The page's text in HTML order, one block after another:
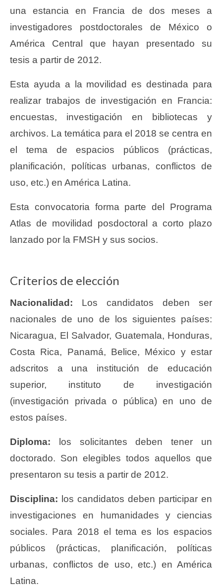
una estancia en Francia de dos meses a
investigadores postdoctorales de México o
América Central que hayan presentado su
tesis a partir de 2012.
Esta ayuda a la movilidad es destinada para
realizar trabajos de investigación en Francia:
encuestas, investigación en bibliotecas y
archivos. La temática para el 2018 se centra en
el tema de espacios públicos (prácticas,
planificación, políticas urbanas, conflictos de
uso, etc.) en América Latina.
Esta convocatoria forma parte del Programa
Atlas de movilidad posdoctoral a corto plazo
lanzado por la FMSH y sus socios.
Criterios de elección
Nacionalidad: Los candidatos deben ser
nacionales de uno de los siguientes países:
Nicaragua, El Salvador, Guatemala, Honduras,
Costa Rica, Panamá, Belice, México y estar
adscritos a una institución de educación
superior, instituto de investigación
(investigación privada o pública) en uno de
estos países.
Diploma: los solicitantes deben tener un
doctorado. Son elegibles todos aquellos que
presentaron su tesis a partir de 2012.
Disciplina: los candidatos deben participar en
investigaciones en humanidades y ciencias
sociales. Para 2018 el tema es los espacios
públicos (prácticas, planificación, políticas
urbanas, conflictos de uso, etc.) en América
Latina.